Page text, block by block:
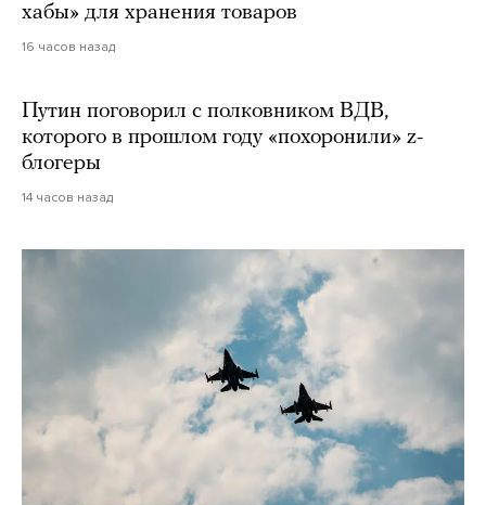
хабы» для хранения товаров
16 часов назад
Путин поговорил с полковником ВДВ,
которого в прошлом году «похоронили» z-
блогеры
14 часов назад